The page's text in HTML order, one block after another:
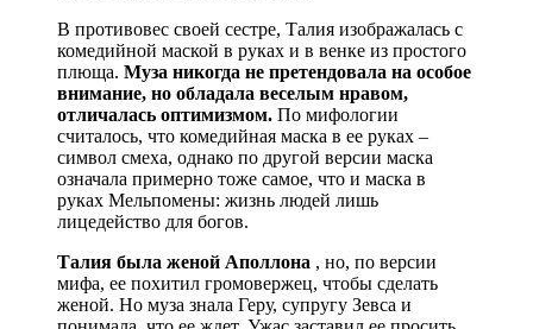
В противовес своей сестре, Талия изображалась с
комедийной маской в руках и в венке из простого
плюща. Муза никогда не претендовала на особое
внимание, но обладала веселым нравом,
отличалась оптимизмом. По мифологии
считалось, что комедийная маска в ее руках –
символ смеха, однако по другой версии маска
означала примерно тоже самое, что и маска в
руках Мельпомены: жизнь людей лишь
лицедейство для богов.
Талия была женой Аполлона , но, по версии
мифа, ее похитил громовержец, чтобы сделать
женой. Но муза знала Геру, супругу Зевса и